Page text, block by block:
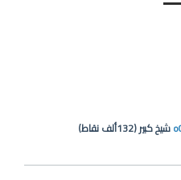
شيخ كبير(132ألف نقاط)